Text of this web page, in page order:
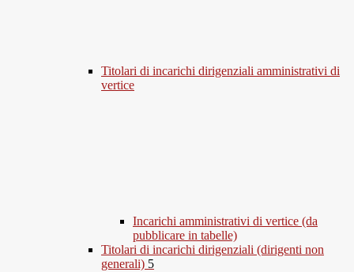
Titolari di incarichi dirigenziali amministrativi di
vertice
Incarichi amministrativi di vertice (da
pubblicare in tabelle)
Titolari di incarichi dirigenziali (dirigenti non
generali) 5